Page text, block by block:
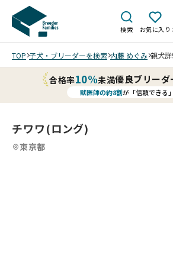
検索 お気に入り
TOP 子犬・ブリーダーを検索 内藤 めぐみ 親犬詳
合格率10%未満優良ブリーダ
獣医師の約8割が「信頼できる
チワワ(ロング)
東京都